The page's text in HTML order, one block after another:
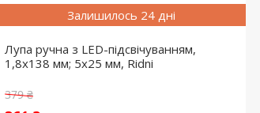
Залишилось 24 дні
Лупа ручна з LED-підсвічуванням,
1,8х138 мм; 5х25 мм, Ridni
379 ₴